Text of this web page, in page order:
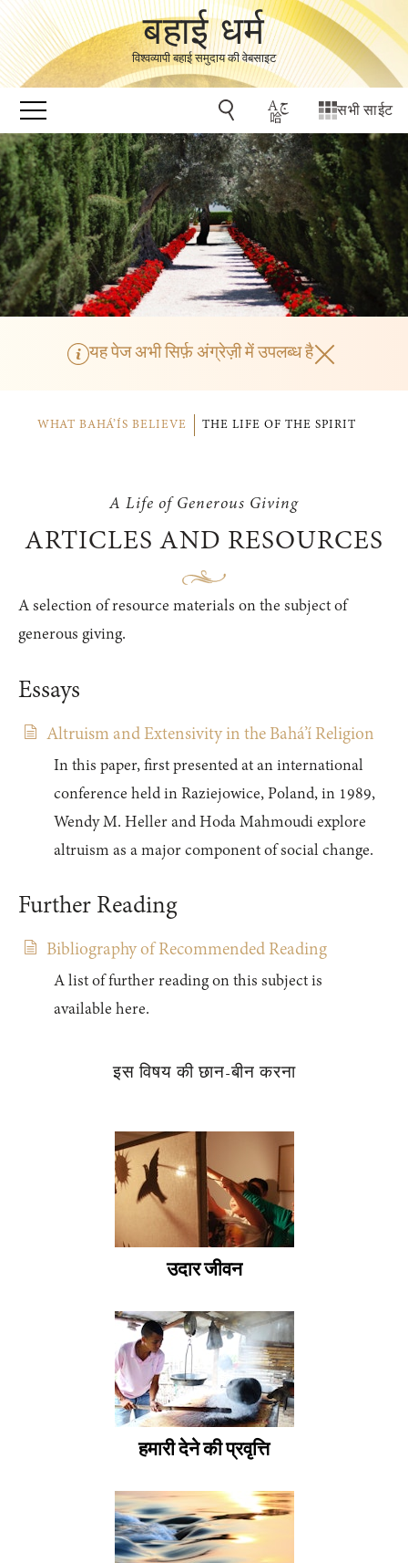
बहाई धर्म
विश्वव्यापी बहाई समुदाय की वेबसाइट
सभी साईट
यह पेज अभी सिर्फ़ अंग्रेज़ी में उपलब्ध है
WHAT BAHÁ’ÍS BELIEVE THE LIFE OF THE SPIRIT
A Life of Generous Giving
ARTICLES AND RESOURCES
A selection of resource materials on the subject of
generous giving.
Essays
Altruism and Extensivity in the Bahá’í Religion
In this paper, first presented at an international
conference held in Raziejowice, Poland, in 1989,
Wendy M. Heller and Hoda Mahmoudi explore
altruism as a major component of social change.
Further Reading
Bibliography of Recommended Reading
A list of further reading on this subject is
available here.
इस विषय की छान-बीन करना
उदार जीवन
हमारी देने की प्रवृत्ति